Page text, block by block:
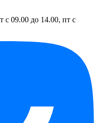
с 09.00 до 14.00, пт с